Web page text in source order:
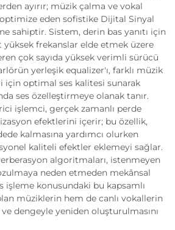
ayırır; müzik çalma ve vokal
eden sofistike Dijital Sinyal
sahiptir. Sistem, derin bas yanıtı için
frekanslar elde etmek üzere
çok sayıda yüksek verimli sürücü
yerleşik equalizer'ı, farklı müzik
için optimal ses kalitesi sunarak
ses özelleştirmeye olanak tanır.
işlemci, gerçek zamanlı perde
efektlerini içerir; bu özellik,
kalmasına yardımcı olurken
kaliteli efektler eklemeyi sağlar.
algoritmaları, istenmeyen
neden etmeden mekânsal
işleme konusundaki bu kapsamlı
müziklerin hem de canlı vokallerin
dengeyle yeniden oluşturulmasını